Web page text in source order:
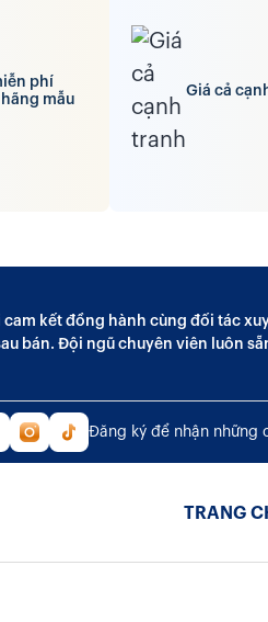
phí
mẫu
Giá cả
cam kết đồng hành cùng đối tác
bán. Đội ngũ chuyên viên luôn
Đăng ký để nhận những
TRANG